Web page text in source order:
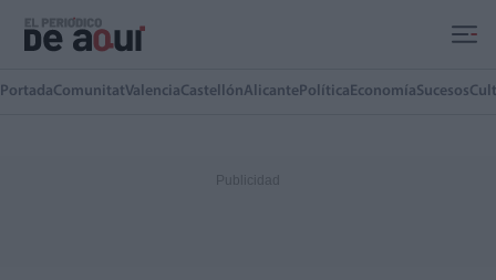
PortadaComunitatValenciaCastellónAlicante Política EconomíaSucesos